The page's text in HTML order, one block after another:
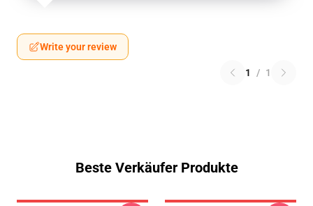
Write your review
1 / 1
Beste Verkäufer Produkte